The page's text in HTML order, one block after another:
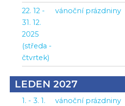
22. 12 -
31. 12.
2025
(středa -
čtvrtek)
vánoční prázdniny
LEDEN 2027
1. - 3. 1.
vánoční prázdniny